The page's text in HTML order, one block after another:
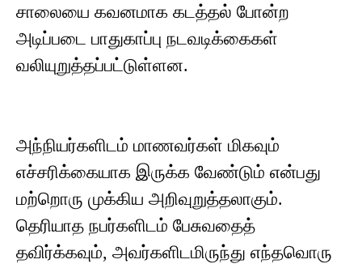
சாலையை கவனமாக கடத்தல் போன்ற
அடிப்படை பாதுகாப்பு நடவடிக்கைகள்
வலியுறுத்தப்பட்டுள்ளன.
அந்நியர்களிடம் மாணவர்கள் மிகவும்
எச்சரிக்கையாக இருக்க வேண்டும் என்பது
மற்றொரு முக்கிய அறிவுறுத்தலாகும்.
தெரியாத நபர்களிடம் பேசுவதைத்
தவிர்க்கவும், அவர்களிடமிருந்து எந்தவொரு